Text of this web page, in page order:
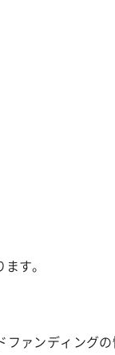
す。
ファンディング